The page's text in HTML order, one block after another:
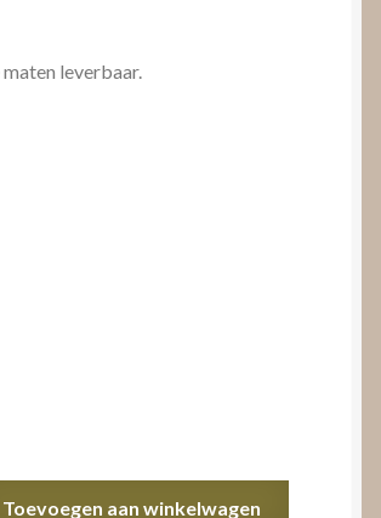
leverbaar.
Toevoegen aan winkelwagen